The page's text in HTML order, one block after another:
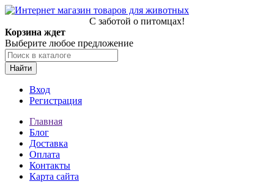
С заботой о питомцах!
Корзина ждет
Выберите любое предложение
Найти
Вход
Регистрация
Главная
Блог
Доставка
Оплата
Контакты
Карта сайта